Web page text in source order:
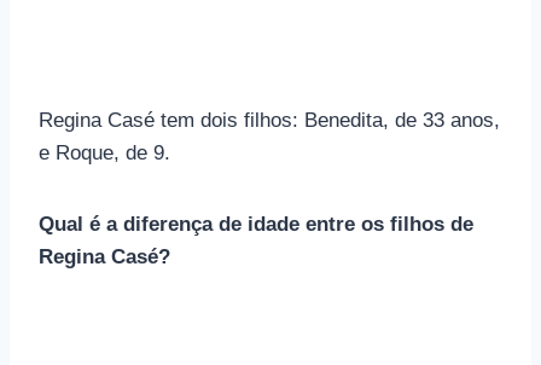
Regina Casé tem dois filhos: Benedita, de 33 anos,
e Roque, de 9.
Qual é a diferença de idade entre os filhos de
Regina Casé?